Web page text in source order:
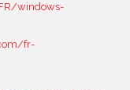
windows-
fr-